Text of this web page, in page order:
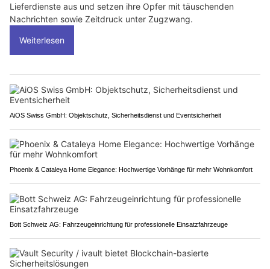
Lieferdienste aus und setzen ihre Opfer mit täuschenden
Nachrichten sowie Zeitdruck unter Zugzwang.
Weiterlesen
AiOS Swiss GmbH: Objektschutz, Sicherheitsdienst und Eventsicherheit
Phoenix & Cataleya Home Elegance: Hochwertige Vorhänge für mehr Wohnkomfort
Bott Schweiz AG: Fahrzeugeinrichtung für professionelle Einsatzfahrzeuge